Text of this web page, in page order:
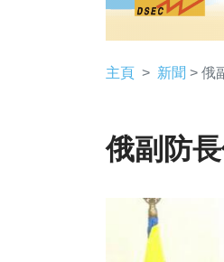
主頁 新聞 > 俄
俄副防